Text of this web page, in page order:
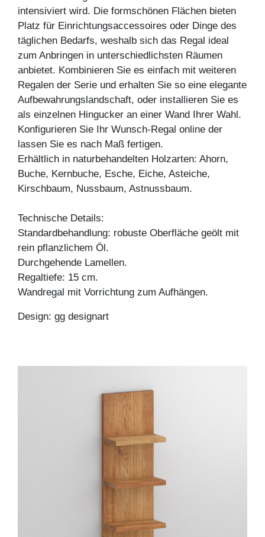
intensiviert wird. Die formschönen Flächen bieten
Platz für Einrichtungsaccessoires oder Dinge des
täglichen Bedarfs, weshalb sich das Regal ideal
zum Anbringen in unterschiedlichsten Räumen
anbietet. Kombinieren Sie es einfach mit weiteren
Regalen der Serie und erhalten Sie so eine elegante
Aufbewahrungslandschaft, oder installieren Sie es
als einzelnen Hingucker an einer Wand Ihrer Wahl.
Konfigurieren Sie Ihr Wunsch-Regal online der
lassen Sie es nach Maß fertigen.
Erhältlich in naturbehandelten Holzarten: Ahorn,
Buche, Kernbuche, Esche, Eiche, Asteiche,
Kirschbaum, Nussbaum, Astnussbaum.
Technische Details:
Standardbehandlung: robuste Oberfläche geölt mit
rein pflanzlichem Öl.
Durchgehende Lamellen.
Regaltiefe: 15 cm.
Wandregal mit Vorrichtung zum Aufhängen.
Design: gg designart